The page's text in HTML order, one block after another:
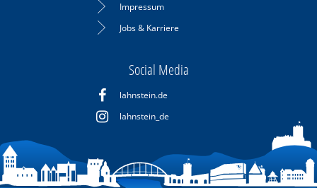
Impressum
Jobs & Karriere
Social Media
lahnstein.de
lahnstein_de